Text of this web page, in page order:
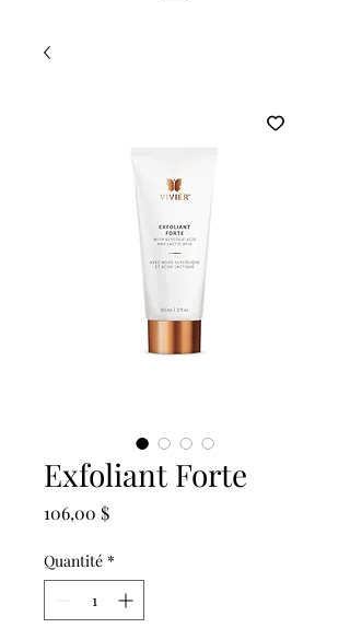
Exfoliant Forte
106,00 $Prix
Quantité *